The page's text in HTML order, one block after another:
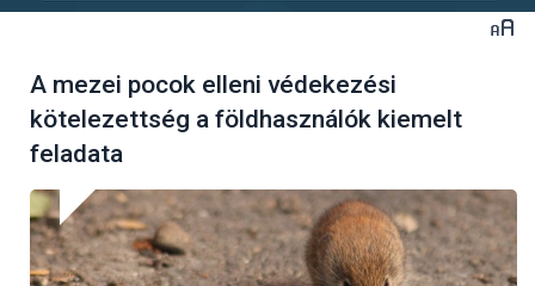
A mezei pocok elleni védekezési
kötelezettség a földhasználók kiemelt
feladata